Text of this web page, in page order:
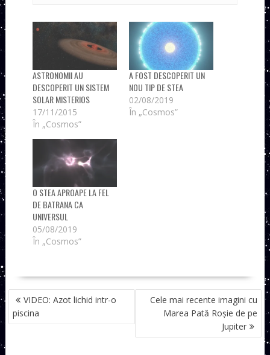
ASTRONOMII AU
DESCOPERIT UN SISTEM
SOLAR MISTERIOS
17/11/2015
În „Cosmos”
A FOST DESCOPERIT UN
NOU TIP DE STEA
02/08/2019
În „Cosmos”
O STEA APROAPE LA FEL
DE BATRANA CA
UNIVERSUL
05/08/2019
În „Cosmos”
NAVIGARE
ÎN
ARTICOLE
VIDEO: Azot lichid intr-o
piscina
Cele mai recente imagini cu
Marea Pată Roșie de pe
Jupiter